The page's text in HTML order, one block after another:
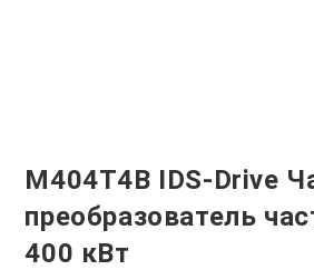
M404T4B IDS-Drive
преобразователь
400 кВт